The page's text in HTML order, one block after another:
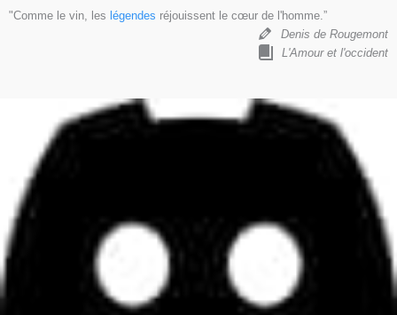
"Comme le vin, les légendes réjouissent le cœur de l'homme.”
Denis de Rougemont
L'Amour et l'occident